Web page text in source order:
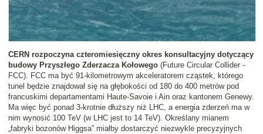
CERN rozpoczyna czteromiesięczny okres konsultacyjny dotyczący
budowy Przyszłego Zderzacza Kołowego (Future Circular Collider -
FCC). FCC ma być 91-kilometrowym akceleratorem cząstek, którego
tunel będzie znajdował się na głębokości od 180 do 400 metrów pod
francuskimi departamentami Haute-Savoie i Ain oraz kantonem Genewy.
Ma więc być ponad 3-krotnie dłuższy niż LHC, a energia zderzeń ma w
nim wynosić 100 TeV (w LHC jest to 14 TeV). Określany mianem
„fabryki bozonów Higgsa” miałby dostarczyć niezwykle precyzyjnych